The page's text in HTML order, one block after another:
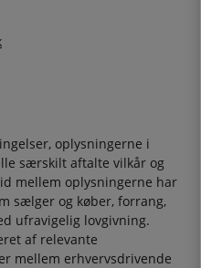
oplysningerne i
særskilt aftalte vilkår og
mellem oplysningerne har
sælger og køber, forrang,
ufravigelig lovgivning.
af relevante
mellem erhvervsdrivende